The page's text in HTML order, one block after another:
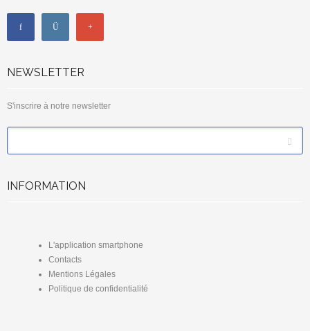
NEWSLETTER
S'inscrire à notre newsletter
INFORMATION
L'application smartphone
Contacts
Mentions Légales
Politique de confidentialité